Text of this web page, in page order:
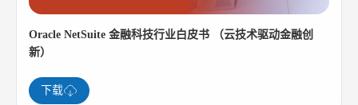
Oracle NetSuite 金融科技行业白皮书 （云技术驱动金融创
新）
下载